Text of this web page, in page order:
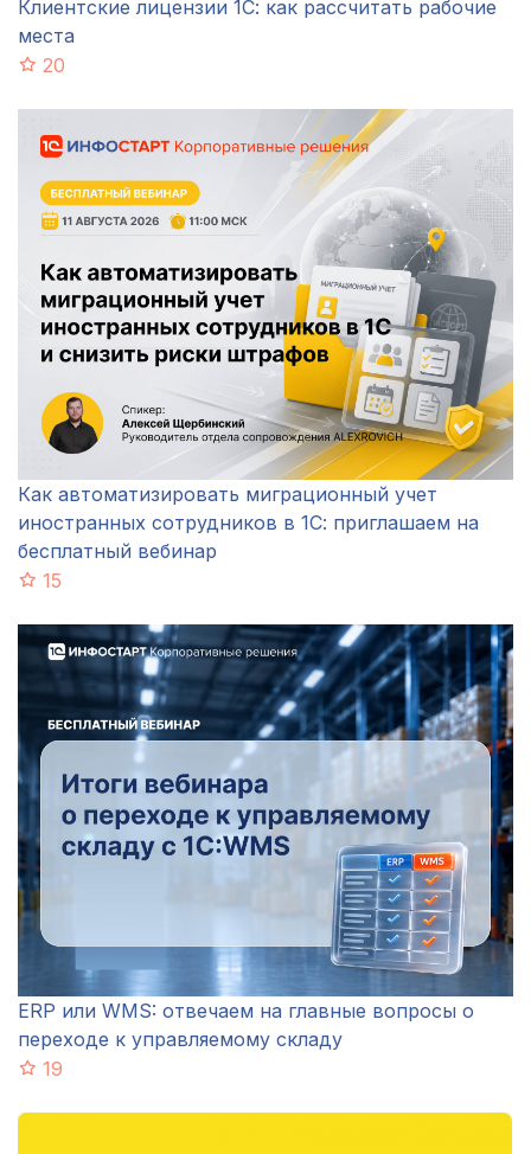
Клиентские лицензии 1С: как рассчитать рабочие
места
20
Как автоматизировать миграционный учет
иностранных сотрудников в 1С: приглашаем на
бесплатный вебинар
15
ERP или WMS: отвечаем на главные вопросы о
переходе к управляемому складу
19